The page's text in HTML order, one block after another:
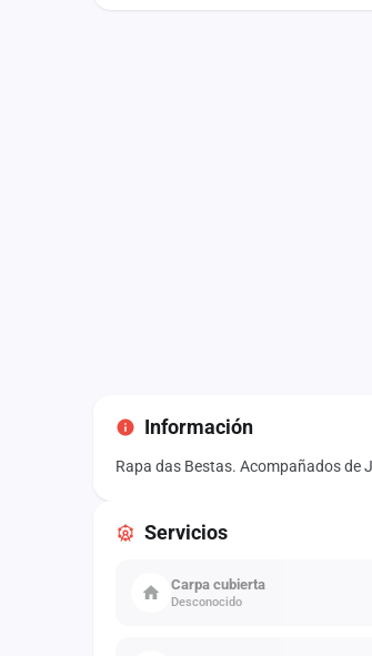
Información
Rapa das Bestas. Acompañados de
Servicios
Carpa cubierta
Desconocido